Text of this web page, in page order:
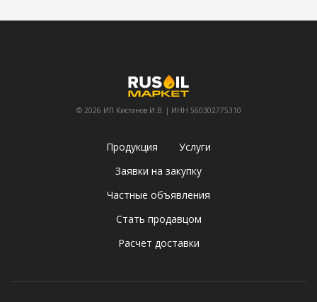
© 2026 ИП Кистанов И.В. | ИНН 560302775310
Продукция
Услуги
Заявки на закупку
Частные объявления
Стать продавцом
Расчет доставки